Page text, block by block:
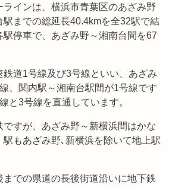
インは、横浜市青葉区のあざみ野
までの総延長40.4kmを全32駅で結
停車で、あざみ野～湘南台間を67
道1号線及び3号線といい、あざみ
、関内駅～湘南台駅間が1号線です
と3号線を直通しています。
すが、あざみ野～新横浜間はかな
駅もあざみ野､新横浜を除いて地上駅
までの県道の長後街道沿いに地下鉄